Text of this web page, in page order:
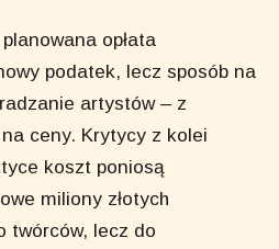
opłata
podatek, lecz sposób na
artystów – z
ceny. Krytycy z kolei
koszt poniosą
miliony złotych
twórców, lecz do